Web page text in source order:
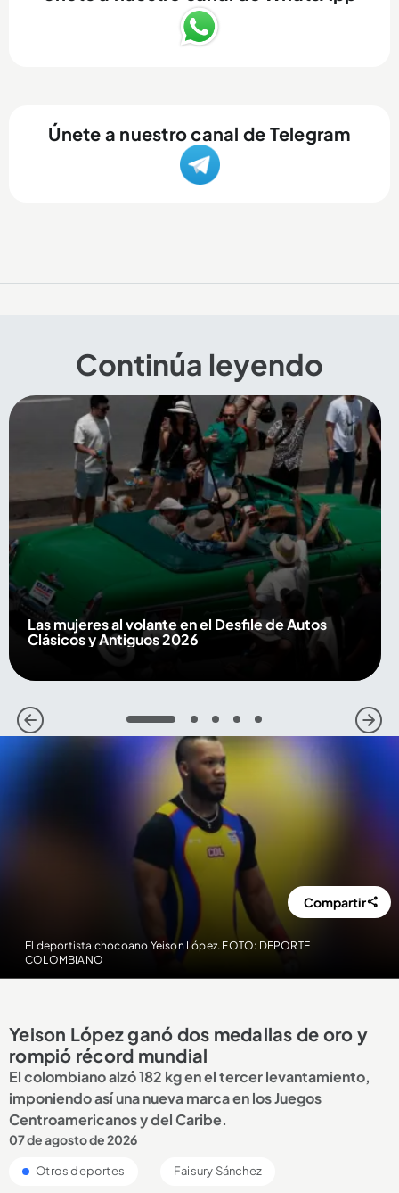
Únete a nuestro canal de Telegram
Continúa leyendo
Las mujeres al volante en el Desfile de Autos
Clásicos y Antiguos 2026
1 2 3 4 5
El deportista chocoano Yeison López. FOTO: DEPORTE
COLOMBIANO
Compartir
Yeison López ganó dos medallas de oro y
rompió récord mundial
El colombiano alzó 182 kg en el tercer levantamiento,
imponiendo así una nueva marca en los Juegos
Centroamericanos y del Caribe.
07 de agosto de 2026
Otros deportes Faisury Sánchez